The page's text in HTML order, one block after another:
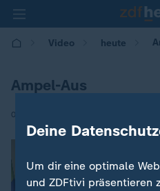
Video heute
Ampel-Aus
07.11.2024 | 12:00
Deine
Um dir eine optimale
und ZDFtivi präsentieren